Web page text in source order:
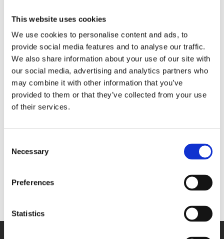
This website uses cookies
We use cookies to personalise content and ads, to
provide social media features and to analyse our traffic.
We also share information about your use of our site with
our social media, advertising and analytics partners who
may combine it with other information that you’ve
provided to them or that they’ve collected from your use
of their services.
Selection
Necessary
Preferences
Statistics
France